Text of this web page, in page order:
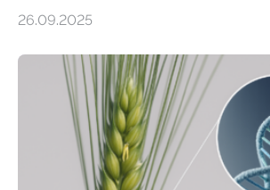
einzigen Ort domestiziert wurde. Eine
Instituts für Pflanzengenetik und
Kulturpflanzenforschung (IPK) zeigt,
Gerste aus verschiedenen
sogenannten Fruchtbaren Halbmond
ist. Sie besitzt also eine Art „Mosaik-
Ergebnisse der Studie wurden heute in
26.09.2025